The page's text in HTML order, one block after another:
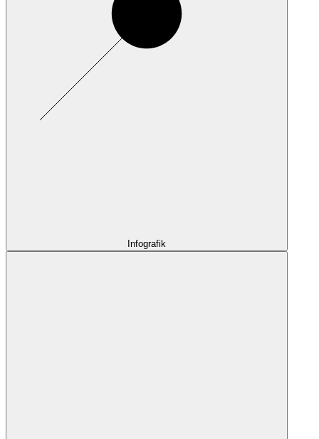
Infografik